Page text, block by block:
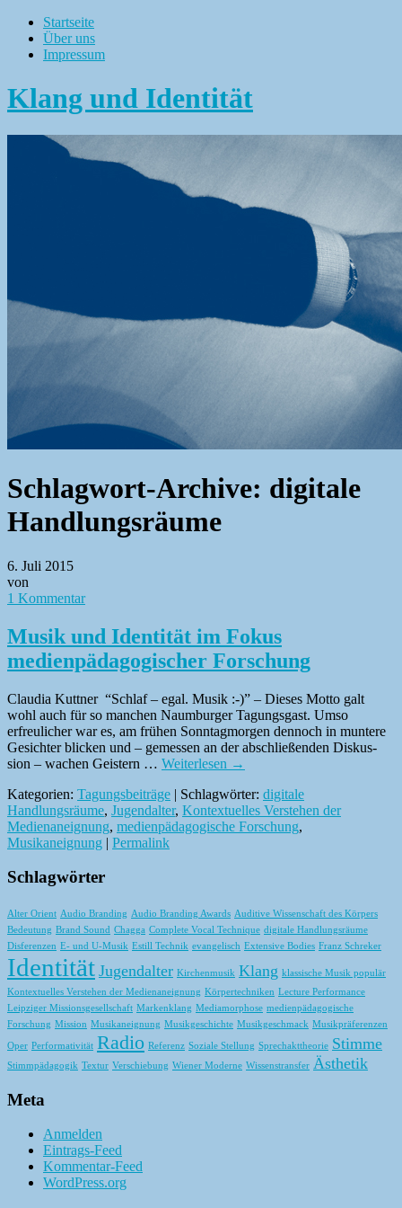
Startseite
Über uns
Impressum
Klang und Identität
Schlagwort-Archive: digitale
Handlungsräume
6. Juli 2015
von
1 Kommentar
Musik und Identität im Fokus
medienpädagogischer Forschung
Clau­dia Kut­tner “Schlaf – egal. Musik :-)” – Dieses Mot­to galt
wohl auch für so manchen Naum­burg­er Tagungs­gast. Umso
erfreulich­er war es, am frühen Son­ntag­mor­gen den­noch in muntere
Gesichter blick­en und – gemessen an der abschließen­den Diskus­
sion – wachen Geis­tern … Weit­er­lesen →
Kategorien: Tagungsbeiträge | Schlagwörter: digitale
Handlungsräume, Jugendalter, Kontextuelles Verstehen der
Medienaneignung, medienpädagogische Forschung,
Musikaneignung | Permalink
Schlagwörter
Alter Orient Audio Branding Audio Branding Awards Auditive Wissenschaft des Körpers
Bedeutung Brand Sound Chagga Complete Vocal Technique digitale Handlungsräume
Disferenzen E- und U-Musik Estill Technik evangelisch Extensive Bodies Franz Schreker
Identität Jugendalter Kirchenmusik Klang klassische Musik populär
Kontextuelles Verstehen der Medienaneignung Körpertechniken Lecture Performance
Leipziger Missionsgesellschaft Markenklang Mediamorphose medienpädagogische
Forschung Mission Musikaneignung Musikgeschichte Musikgeschmack Musikpräferenzen
Oper Performativität Radio Referenz Soziale Stellung Sprechakttheorie Stimme
Stimmpädagogik Textur Verschiebung Wiener Moderne Wissenstransfer Ästhetik
Meta
Anmelden
Eintrags-Feed
Kommentar-Feed
WordPress.org